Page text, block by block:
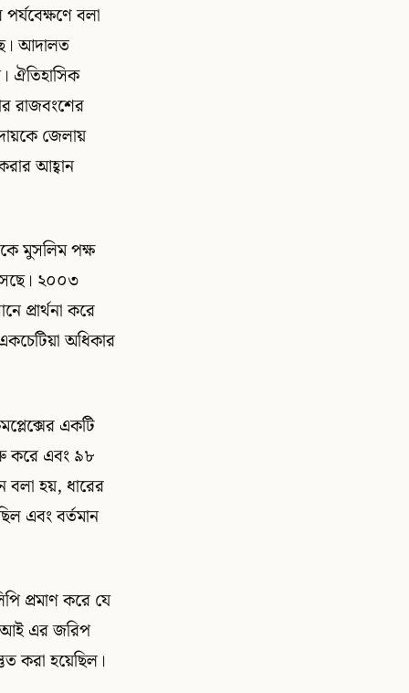
বলা
আদালত
ঐতিহাসিক
রাজবংশের
জেলায়
আহ্বান
মুসলিম পক্ষ
২০০৩
প্রার্থনা করে
অধিকার
একটি
করে এবং ৯৮
বলা হয়, ধারের
এবং বর্তমান
প্রমাণ করে যে
এর জরিপ
করা হয়েছিল।